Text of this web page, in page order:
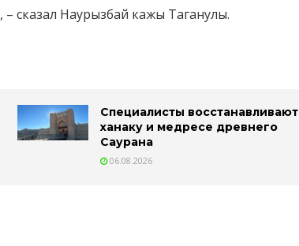
, – сказал Наурызбай кажы Таганулы.
Специалисты восстанавливают
ханаку и медресе древнего
Саурана
06.08.2026